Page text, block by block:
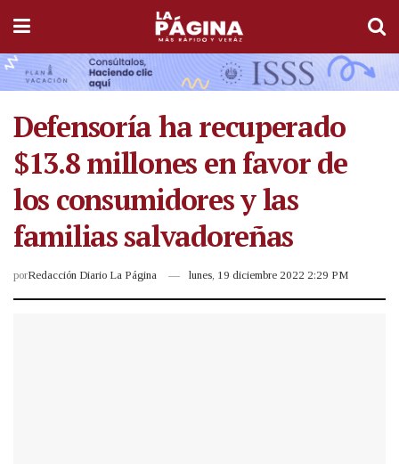
Defensoría ha recuperado
$13.8 millones en favor de
los consumidores y las
familias salvadoreñas
porRedacción Diario La Página lunes, 19 diciembre 2022 2:29 PM